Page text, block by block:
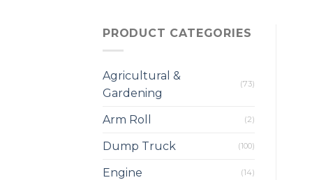
PRODUCT CATEGORIES
Agricultural &
Gardening
(73)
Arm Roll (2)
Dump Truck (100)
Engine (14)